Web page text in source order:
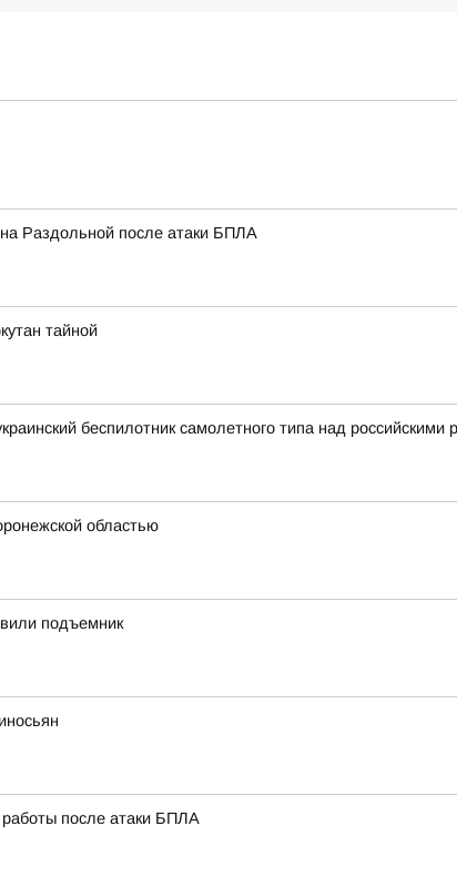
Раздольной после атаки БПЛА
тайной
беспилотник самолетного типа над
областью
подъемник
после атаки БПЛА